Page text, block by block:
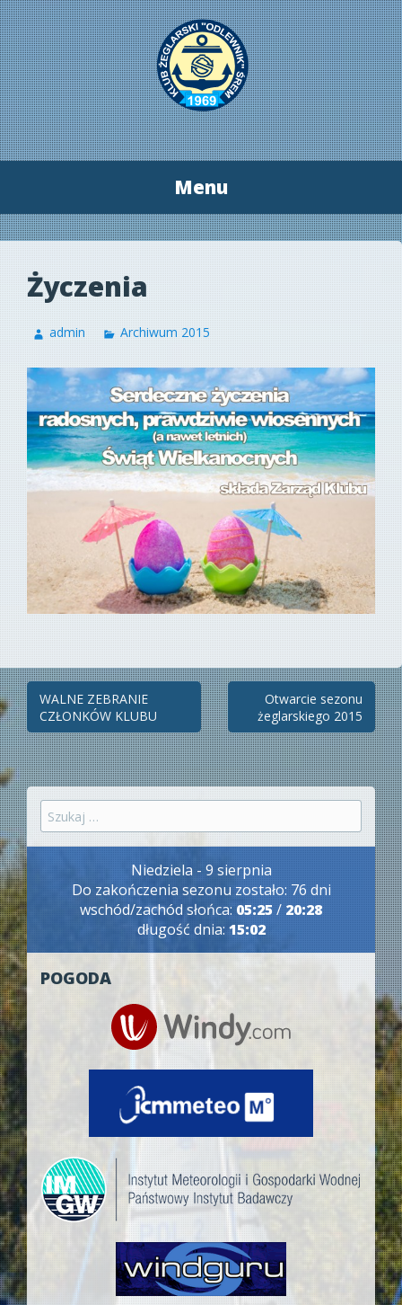
Menu
Przeskocz
do
Życzenia
admin Archiwum 2015
Zobacz
wpisy
WALNE ZEBRANIE
CZŁONKÓW KLUBU
Otwarcie sezonu
żeglarskiego 2015
Szukaj:
Niedziela - 9 sierpnia
Do zakończenia sezonu zostało: 76 dni
wschód/zachód słońca: 05:25 / 20:28
długość dnia: 15:02
POGODA